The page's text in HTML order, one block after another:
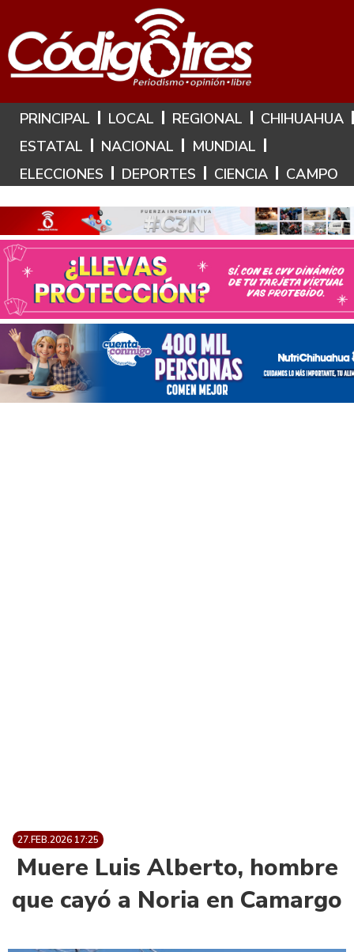
Hoy es: 7 de Agosto de 2026
PRINCIPAL LOCAL REGIONAL
CHIHUAHUA
ESTATAL
NACIONAL
MUNDIAL
ELECCIONES
DEPORTES CIENCIA CAMPO
27.FEB.2026 17:25
Muere Luis Alberto, hombre
que cayó a Noria en Camargo